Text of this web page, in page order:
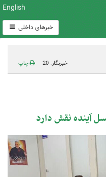
English
خبرهای داخلی
خبرنگار: 20 چاپ
آینده نقش دارد